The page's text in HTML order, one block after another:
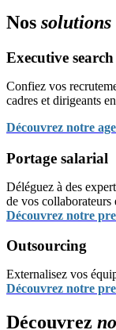
Nos solutions
Executive search
Confiez vos
cadres et dirigeants
Découvrez notre
Portage salarial
Déléguez à des
de vos
Découvrez notre
Outsourcing
Externalisez vos
Découvrez notre
Découvrez